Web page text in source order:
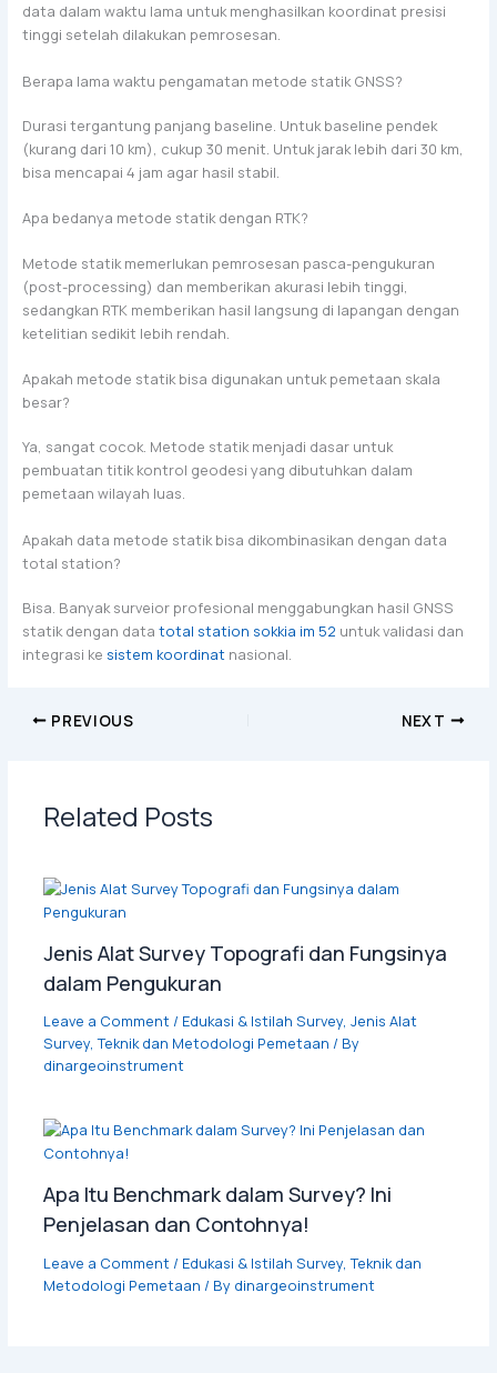
data dalam waktu lama untuk menghasilkan koordinat presisi
tinggi setelah dilakukan pemrosesan.
Berapa lama waktu pengamatan metode statik GNSS?
Durasi tergantung panjang baseline. Untuk baseline pendek
(kurang dari 10 km), cukup 30 menit. Untuk jarak lebih dari 30 km,
bisa mencapai 4 jam agar hasil stabil.
Apa bedanya metode statik dengan RTK?
Metode statik memerlukan pemrosesan pasca-pengukuran
(post-processing) dan memberikan akurasi lebih tinggi,
sedangkan RTK memberikan hasil langsung di lapangan dengan
ketelitian sedikit lebih rendah.
Apakah metode statik bisa digunakan untuk pemetaan skala
besar?
Ya, sangat cocok. Metode statik menjadi dasar untuk
pembuatan titik kontrol geodesi yang dibutuhkan dalam
pemetaan wilayah luas.
Apakah data metode statik bisa dikombinasikan dengan data
total station?
Bisa. Banyak surveior profesional menggabungkan hasil GNSS
statik dengan data total station sokkia im 52 untuk validasi dan
integrasi ke sistem koordinatnasional.
PREVIOUS NEXT
Related Posts
Jenis Alat Survey Topografi dan Fungsinya
dalam Pengukuran
Leave a Comment/ Edukasi & Istilah Survey, Jenis Alat
Survey,Teknik dan Metodologi Pemetaan / By
dinargeoinstrument
Apa Itu Benchmark dalam Survey? Ini
Penjelasan dan Contohnya!
Leave a Comment/ Edukasi & Istilah Survey,Teknik dan
Metodologi Pemetaan / By dinargeoinstrument